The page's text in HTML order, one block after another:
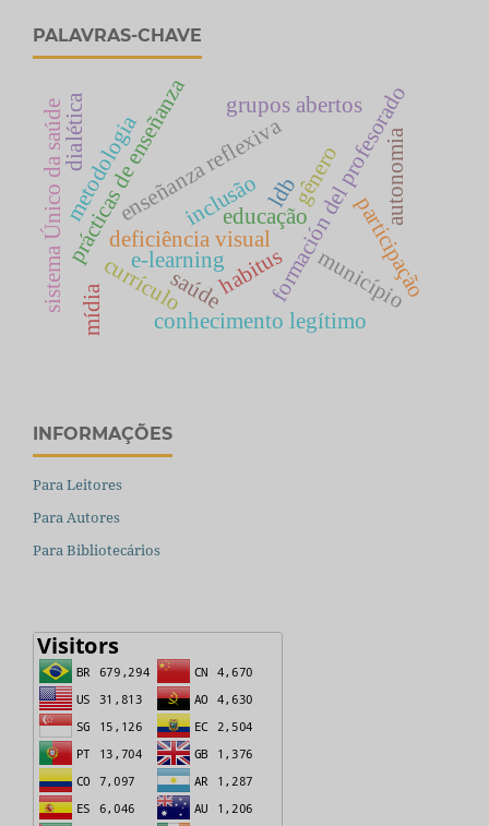
PALAVRAS-CHAVE
educação
deficiência visual
inclusão
e-learning formación del profesorado
prácticas de enseñanza
enseñanza reflexiva
habitus
conhecimento legítimo
saúde participação
sistema Único da saúdemetodologia
grupos abertos
dialética
município
autonomia
currículo
ldbgênero
mídia
INFORMAÇÕES
Para Leitores
Para Autores
Para Bibliotecários